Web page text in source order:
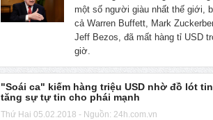
một số người giàu nhất thế giới,
cả Warren Buffett, Mark
Jeff Bezos, đã mất hàng tỉ USD
giờ.
"Soái ca" kiếm hàng triệu USD nhờ đồ lót
tăng sự tự tin cho phái mạnh
Thứ Hai 05.02.2018 - Nguồn: 24h.com.vn